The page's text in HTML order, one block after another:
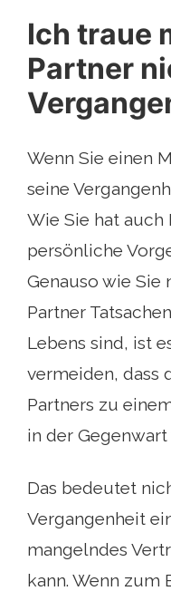
Ich traue
Partner
Wenn Sie einen
seine
Wie Sie hat auch
persönliche
Genauso wie Sie
Partner
Lebens sind, ist
vermeiden, dass
Partners zu
in der Gegenwart
Das bedeutet
Vergangenheit
mangelndes
kann. Wenn zum